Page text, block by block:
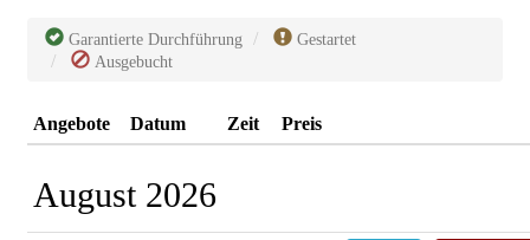
Garantierte Durchführung
Gestartet
Ausgebucht
Angebote Datum Zeit Preis
August 2026